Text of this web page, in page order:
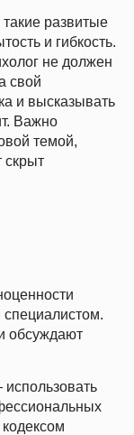
развитые
и гибкость.
не должен
свой
и высказывать
Важно
темой,
скрыт
обсуждают